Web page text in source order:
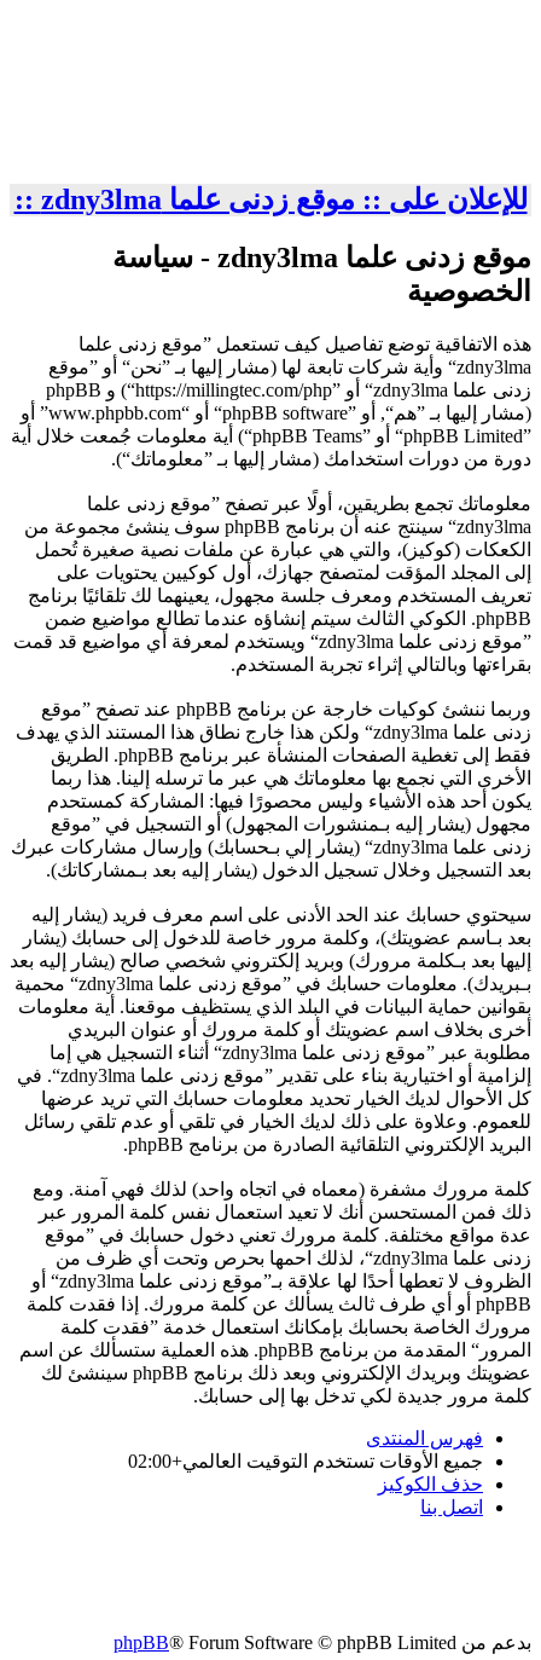
للإعلان على :: موقع زدنى علما zdny3lma ::
موقع زدنى علما zdny3lma - سياسة
الخصوصية
هذه الاتفاقية توضع تفاصيل كيف تستعمل ”موقع زدنى علما
zdny3lma“ وأية شركات تابعة لها (مشار إليها بـ ”نحن“ أو ”موقع
زدنى علما zdny3lma“ أو ”https://millingtec.com/php“) و phpBB
(مشار إليها بـ ”هم“, أو ”phpBB software“ أو “www.phpbb.com” أو
”phpBB Limited“ أو ”phpBB Teams“) أية معلومات جُمعت خلال أية
دورة من دورات استخدامك (مشار إليها بـ ”معلوماتك“).
معلوماتك تجمع بطريقين، أولًا عبر تصفح ”موقع زدنى علما
zdny3lma“ سينتج عنه أن برنامج phpBB سوف ينشئ مجموعة من
الكعكات (كوكيز)، والتي هي عبارة عن ملفات نصية صغيرة تُحمل
إلى المجلد المؤقت لمتصفح جهازك، أول كوكيين يحتويات على
تعريف المستخدم ومعرف جلسة مجهول، يعينهما لك تلقائيًا برنامج
phpBB. الكوكي الثالث سيتم إنشاؤه عندما تطالع مواضيع ضمن
”موقع زدنى علما zdny3lma“ ويستخدم لمعرفة أي مواضيع قد قمت
بقراءتها وبالتالي إثراء تجربة المستخدم.
وربما ننشئ كوكيات خارجة عن برنامج phpBB عند تصفح ”موقع
زدنى علما zdny3lma“ ولكن هذا خارج نطاق هذا المستند الذي يهدف
فقط إلى تغطية الصفحات المنشأة عبر برنامج phpBB. الطريق
الأخرى التي نجمع بها معلوماتك هي عبر ما ترسله إلينا. هذا ربما
يكون أحد هذه الأشياء وليس محصورًا فيها: المشاركة كمستحدم
مجهول (يشار إليه بـمنشورات المجهول) أو التسجيل في ”موقع
زدنى علما zdny3lma“ (يشار إلي بـحسابك) وإرسال مشاركات عبرك
بعد التسجيل وخلال تسجيل الدخول (يشار إليه بعد بـمشاركاتك).
سيحتوي حسابك عند الحد الأدنى على اسم معرف فريد (يشار إليه
بعد بـاسم عضويتك)، وكلمة مرور خاصة للدخول إلى حسابك (يشار
إليها بعد بـكلمة مرورك) وبريد إلكتروني شخصي صالح (يشار إليه بعد
بـبريدك). معلومات حسابك في ”موقع زدنى علما zdny3lma“ محمية
بقوانين حماية البيانات في البلد الذي يستظيف موقعنا. أية معلومات
أخرى بخلاف اسم عضويتك أو كلمة مرورك أو عنوان البريدي
مطلوبة عبر ”موقع زدنى علما zdny3lma“ أثناء التسجيل هي إما
إلزامية أو اختيارية بناء على تقدير ”موقع زدنى علما zdny3lma“. في
كل الأحوال لديك الخيار تحديد معلومات حسابك التي تريد عرضها
للعموم. وعلاوة على ذلك لديك الخيار في تلقي أو عدم تلقي رسائل
البريد الإلكتروني التلقائية الصادرة من برنامج phpBB.
كلمة مرورك مشفرة (معماه في اتجاه واحد) لذلك فهي آمنة. ومع
ذلك فمن المستحسن أنك لا تعيد استعمال نفس كلمة المرور عبر
عدة مواقع مختلفة. كلمة مرورك تعني دخول حسابك في ”موقع
زدنى علما zdny3lma“، لذلك احمها بحرص وتحت أي ظرف من
الظروف لا تعطها أحدًا لها علاقة بـ”موقع زدنى علما zdny3lma“ أو
phpBB أو أي طرف ثالث يسألك عن كلمة مرورك. إذا فقدت كلمة
مرورك الخاصة بحسابك بإمكانك استعمال خدمة ”فقدت كلمة
المرور“ المقدمة من برنامج phpBB. هذه العملية ستسألك عن اسم
عضويتك وبريدك الإلكتروني وبعد ذلك برنامج phpBB سينشئ لك
كلمة مرور جديدة لكي تدخل بها إلى حسابك.
فهرس المنتدى
جميع الأوقات تستخدم التوقيت العالمي+02:00
حذف الكوكيز
اتصل بنا
بدعم من phpBB® Forum Software © phpBB Limited